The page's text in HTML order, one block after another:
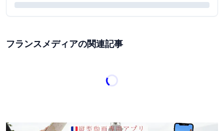
フランスメディアの関連記事